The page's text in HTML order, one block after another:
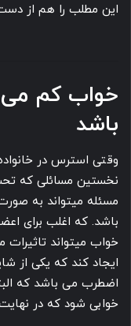
این مطلب را هم از
خواب کم می
باشد
وقتی استرس در
نخستین مسائلی که
مسئله میتواند به
باشد. که اغلب برای
خواب میتواند تاثیرات
ایجاد کند که یکی از
اضطرب می باشد که
خوابی شود که در